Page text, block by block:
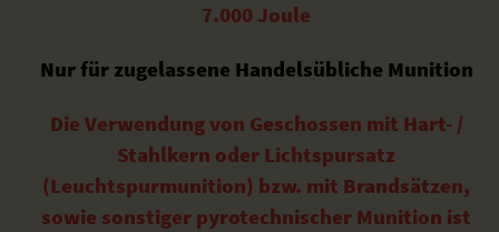
7.000 Joule
Nur für zugelassene Handelsübliche Munition
Die Verwendung von Geschossen mit Hart- /
Stahlkern oder Lichtspursatz
(Leuchtspurmunition) bzw. mit Brandsätzen,
sowie sonstiger pyrotechnischer Munition ist